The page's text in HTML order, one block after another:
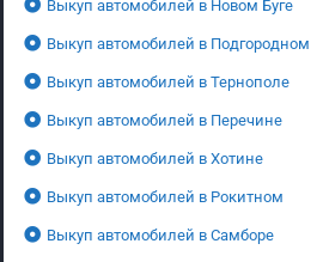
Выкуп автомобилей в Новом Буге
Выкуп автомобилей в Подгородном
Выкуп автомобилей в Тернополе
Выкуп автомобилей в Перечине
Выкуп автомобилей в Хотине
Выкуп автомобилей в Рокитном
Выкуп автомобилей в Самборе